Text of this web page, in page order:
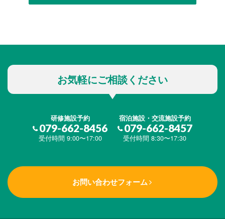
お気軽にご相談ください
研修施設予約
079-662-8456
受付時間 9:00〜17:00
宿泊施設・交流施設予約
079-662-8457
受付時間 8:30〜17:30
お問い合わせフォーム